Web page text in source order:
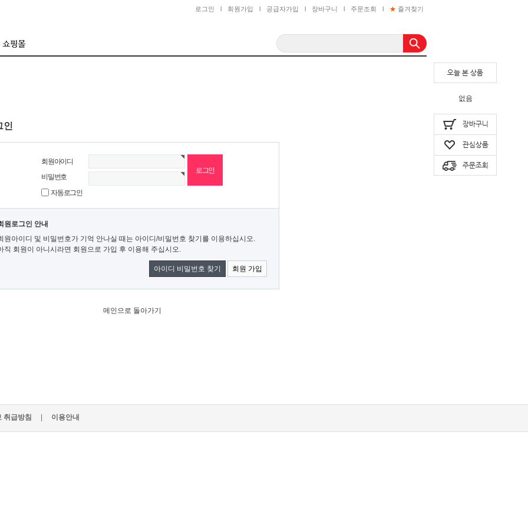
로그인 l 회원가입 l 공급자가입 l 장바구니 l 주문조회 l ★ 즐겨찾기
없음
인
회원아이디
비밀번호
자동로그인
원로그인 안내
원아이디 및 비밀번호가 기억 안나실 때는 아이디/비밀번호 찾기를 이용하십시오.
직 회원이 아니시라면 회원으로 가입 후 이용해 주십시오.
아이디 비밀번호 찾기 회원 가입
메인으로 돌아가기
취급방침 이용안내